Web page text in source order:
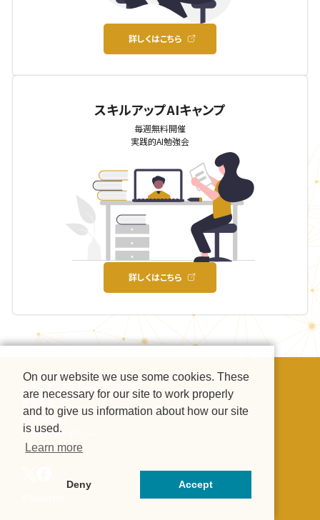
詳しくはこちら
スキルアップAIキャンプ
毎週無料開催
実践的AI勉強会
詳しくはこちら
運営会社
利用規約
プライバシーポリシー
On our website we use some cookies. These
are necessary for our site to work properly
and to give us information about how our site
is used.
Learn more
Deny Accept